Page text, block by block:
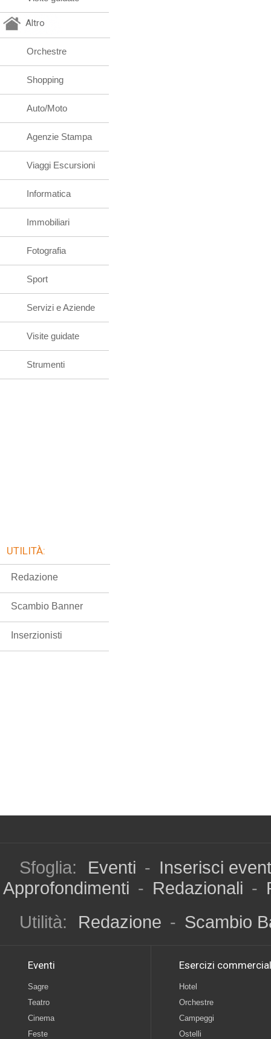
Altro
Orchestre
Shopping
Auto/Moto
Agenzie Stampa
Viaggi Escursioni
Informatica
Immobiliari
Fotografia
Sport
Servizi e Aziende
Visite guidate
Strumenti
UTILITÀ:
Redazione
Scambio Banner
Inserzionisti
Sfoglia: Eventi - Inserisci
Approfondimenti - Redazionali -
Utilità:
Redazione - Scambio
Eventi
Sagre
Teatro
Cinema
Feste
Esercizi
Hotel
Orchestre
Campeggi
Ostelli